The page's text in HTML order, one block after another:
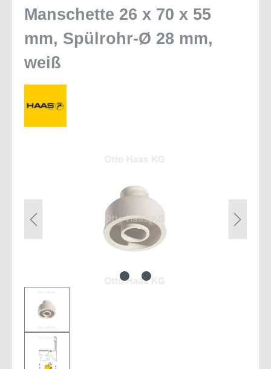
Manschette 26 x 70 x 55
mm, Spülrohr-Ø 28 mm,
weiß
Bildergalerie überspringen